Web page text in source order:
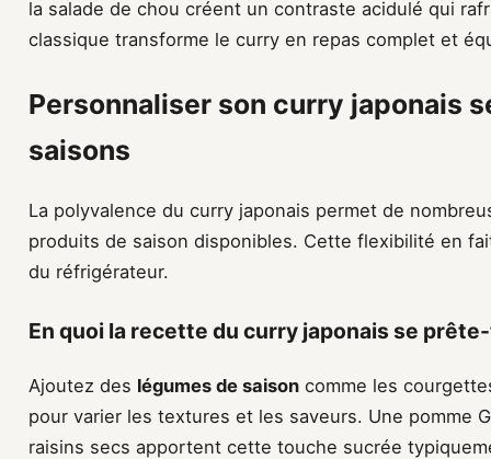
la salade de chou créent un contraste acidulé qui
classique transforme le curry en repas complet et
Personnaliser son curry japonais
saisons
La polyvalence du curry japonais permet de
produits de saison disponibles. Cette flexibilité en
du réfrigérateur.
En quoi la recette du curry japonais se
Ajoutez des légumes de saison comme les
pour varier les textures et les saveurs. Une pomme
raisins secs apportent cette touche sucrée